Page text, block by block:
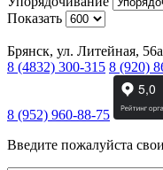
Показать
Брянск, ул. Литейная, 56а
8 (4832) 300-315 8 (920)
8 (952) 960-88-75
Введите пожалуйста